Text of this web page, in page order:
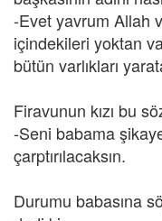
-Evet yavrum Allah
içindekileri yoktan
bütün varlıkları
Firavunun kızı bu
-Seni babama
çarptırılacaksın.
Durumu babasına